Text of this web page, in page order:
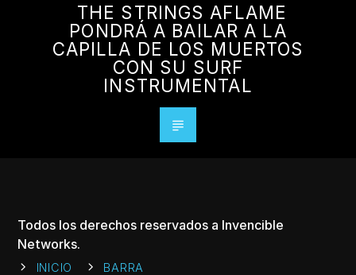
THE STRINGS AFLAME
PONDRÁ A BAILAR A LA
CAPILLA DE LOS MUERTOS
CON SU SURF
INSTRUMENTAL
Todos los derechos reservados a Invencible
Networks.
INICIO
BARRA